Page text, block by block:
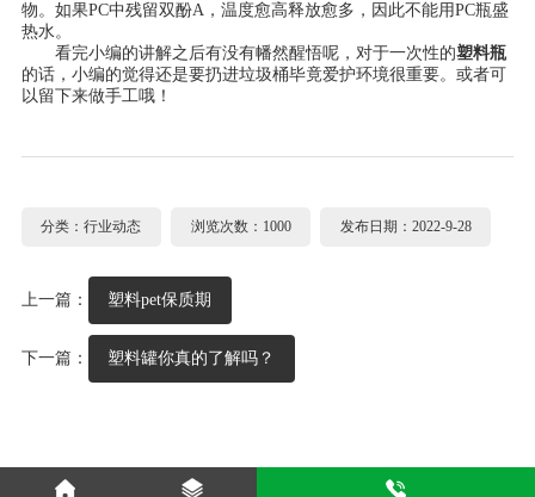
物。如果PC中残留双酚A，温度愈高释放愈多，因此不能用PC瓶盛
热水。
看完小编的讲解之后有没有幡然醒悟呢，对于一次性的塑料瓶
的话，小编的觉得还是要扔进垃圾桶毕竟爱护环境很重要。或者可
以留下来做手工哦！
分类：行业动态 浏览次数：1000 发布日期：2022-9-28
上一篇： 塑料pet保质期
下一篇： 塑料罐你真的了解吗？